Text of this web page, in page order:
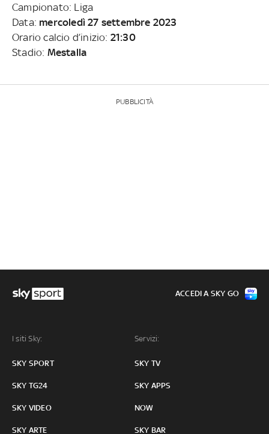
Campionato: Liga
Data: mercoledì 27 settembre 2023
Orario calcio d’inizio: 21:30
Stadio: Mestalla
PUBBLICITÀ
I siti Sky:
SKY SPORT
SKY TG24
SKY VIDEO
SKY ARTE
Servizi:
SKY TV
SKY APPS
NOW
SKY BAR
ACCEDI A SKY GO